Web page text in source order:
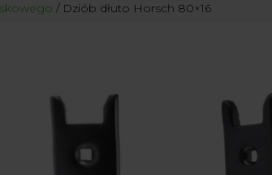
/ Dziób dłuto Horsch 80×16